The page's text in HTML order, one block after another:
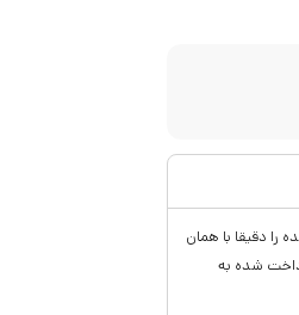
را دقیقا با همان
شده به